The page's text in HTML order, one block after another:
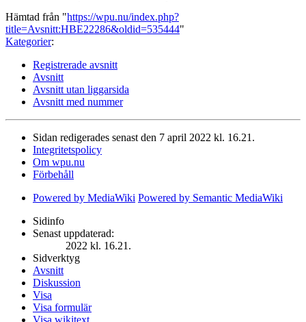
Hämtad från "https://wpu.nu/index.php?
title=Avsnitt:HBE22286&oldid=535444"
Kategorier:
Registrerade avsnitt
Avsnitt
Avsnitt utan liggarsida
Avsnitt med nummer
Sidan redigerades senast den 7 april 2022 kl. 16.21.
Integritetspolicy
Om wpu.nu
Förbehåll
Powered by MediaWiki Powered by Semantic MediaWiki
Sidinfo
Senast uppdaterad:
2022 kl. 16.21.
Sidverktyg
Avsnitt
Diskussion
Visa
Visa formulär
Visa wikitext